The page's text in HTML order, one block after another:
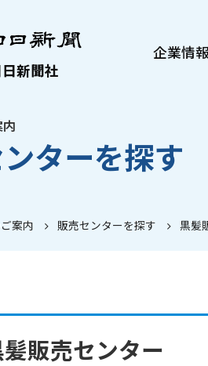
新聞社
企業情報
沿革・歩み
ターを探す
案内 販売センターを探す 黒髪
販売センター